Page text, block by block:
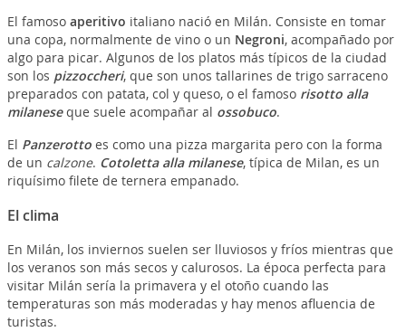
El famoso aperitivo italiano nació en Milán. Consiste en tomar
una copa, normalmente de vino o un Negroni, acompañado por
algo para picar. Algunos de los platos más típicos de la ciudad
son los pizzoccheri, que son unos tallarines de trigo sarraceno
preparados con patata, col y queso, o el famoso risotto alla
milaneseque suele acompañar al ossobuco.
El Panzerottoes como una pizza margarita pero con la forma
de un calzone. Cotoletta alla milanese, típica de Milan, es un
riquísimo filete de ternera empanado.
El clima
En Milán, los inviernos suelen ser lluviosos y fríos mientras que
los veranos son más secos y calurosos. La época perfecta para
visitar Milán sería la primavera y el otoño cuando las
temperaturas son más moderadas y hay menos afluencia de
turistas.